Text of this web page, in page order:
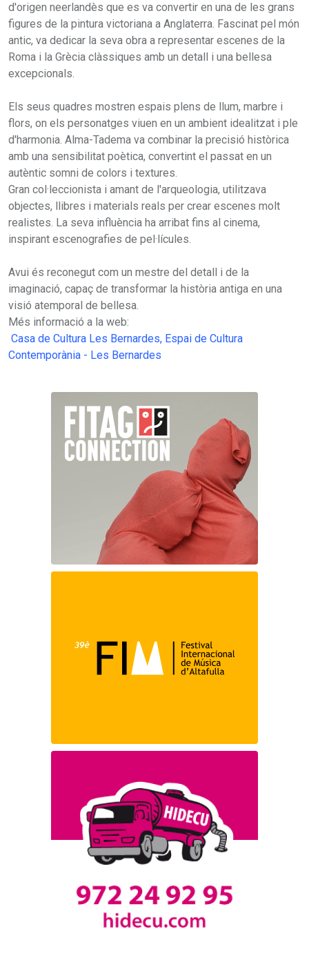
d'origen neerlandès que es va convertir en una de les grans
figures de la pintura victoriana a Anglaterra. Fascinat pel món
antic, va dedicar la seva obra a representar escenes de la
Roma i la Grècia clàssiques amb un detall i una bellesa
excepcionals.
Els seus quadres mostren espais plens de llum, marbre i
flors, on els personatges viuen en un ambient idealitzat i ple
d'harmonia. Alma-Tadema va combinar la precisió històrica
amb una sensibilitat poètica, convertint el passat en un
autèntic somni de colors i textures.
Gran col·leccionista i amant de l'arqueologia, utilitzava
objectes, llibres i materials reals per crear escenes molt
realistes. La seva influència ha arribat fins al cinema,
inspirant escenografies de pel·lícules.
Avui és reconegut com un mestre del detall i de la
imaginació, capaç de transformar la història antiga en una
visió atemporal de bellesa.
Més informació a la web:
Casa de Cultura Les Bernardes, Espai de Cultura
Contemporània - Les Bernardes